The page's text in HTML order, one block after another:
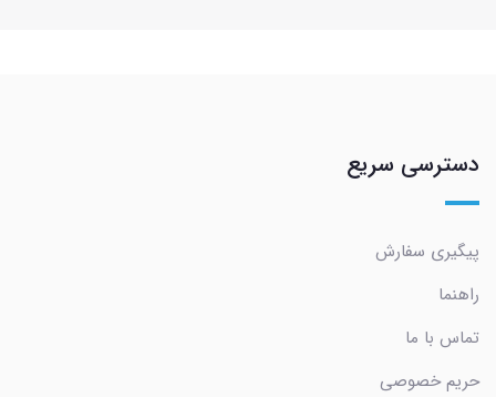
دسترسی سریع
پیگیری سفارش
راهنما
تماس با ما
حریم خصوصی